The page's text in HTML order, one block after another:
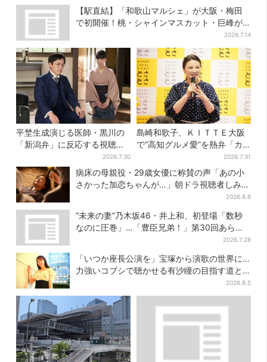
【駅直結】「和歌山マルシェ」が大阪・梅田
で初開催！桃・シャインマスカット・巨峰が
2026.7.14
平埜生成演じる医師・黒川の
「新潟弁」に反応する視聴者
2026.7.30
島崎和歌子、ＫＩＴＴＥ大阪
で“高知グルメ愛”を熱弁「カ
ツオは塩派」「ちくキュウが
おつまみ」
2026.7.31
病床の母親役・29歳女優に称賛の声「あの小
さかった加恋ちゃんが…」朝ドラ視聴者しみじ
2026.8.6
“未来の妻”乃木坂46・井上和、初登場「数秒
なのに圧巻」…「豊臣兄弟！」第30回あらす
2026.7.28
「いつか座長公演を」宝塚から演歌の世界に…
力強いコブシで聴かせる有沙瞳の目指す道と
2026.8.5